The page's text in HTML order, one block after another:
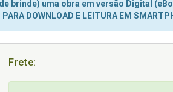
brinde) uma obra em versão Digital
PARA DOWNLOAD E LEITURA EM
Frete: